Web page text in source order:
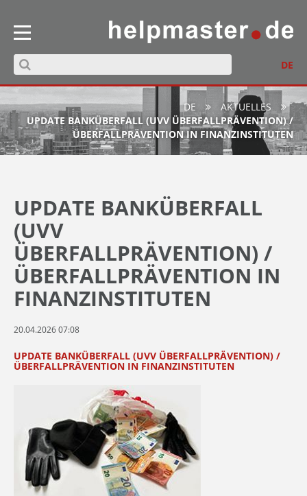
DE
DE
AKTUELLES
UPDATE BANKÜBERFALL (UVV ÜBERFALLPRÄVENTION) /
ÜBERFALLPRÄVENTION IN FINANZINSTITUTEN
UPDATE BANKÜBERFALL
(UVV
ÜBERFALLPRÄVENTION) /
ÜBERFALLPRÄVENTION IN
FINANZINSTITUTEN
20.04.2026 07:08
UPDATE BANKÜBERFALL (UVV ÜBERFALLPRÄVENTION) /
ÜBERFALLPRÄVENTION IN FINANZINSTITUTEN